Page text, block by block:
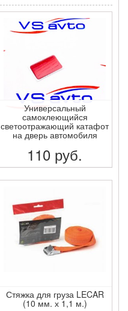
Универсальный
самоклеющийся
светоотражающий катафот
на дверь автомобиля
110 руб.
ПОДРОБНЕЕ
Стяжка для груза LECAR
(10 мм. х 1,1 м.)